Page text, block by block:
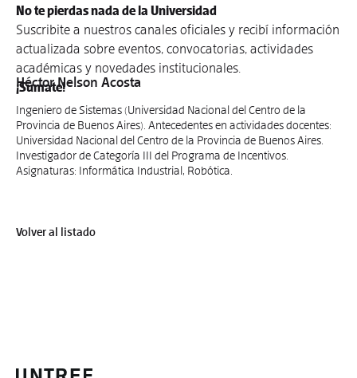
No te pierdas nada de la Universidad
Suscribite a nuestros canales oficiales y recibí información
actualizada sobre eventos, convocatorias, actividades
académicas y novedades institucionales.
¡Sumate!
Héctor Nelson Acosta
Ingeniero de Sistemas (Universidad Nacional del Centro de la
Provincia de Buenos Aires). Antecedentes en actividades docentes:
Universidad Nacional del Centro de la Provincia de Buenos Aires.
Investigador de Categoría III del Programa de Incentivos.
Asignaturas: Informática Industrial, Robótica.
Volver al listado